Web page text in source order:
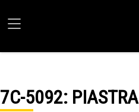
7C-5092: PIASTRA